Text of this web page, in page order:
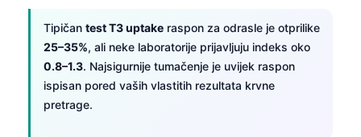
Tipičan test T3 uptake raspon za odrasle je otprilike
25–35%, ali neke laboratorije prijavljuju indeks oko
0.8–1.3. Najsigurnije tumačenje je uvijek raspon
ispisan pored vaših vlastitih rezultata krvne
pretrage.